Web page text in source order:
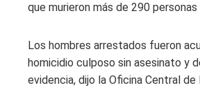
que murieron más de 290
Los hombres arrestados fueron
homicidio culposo sin asesinato y
evidencia, dijo la Oficina Central